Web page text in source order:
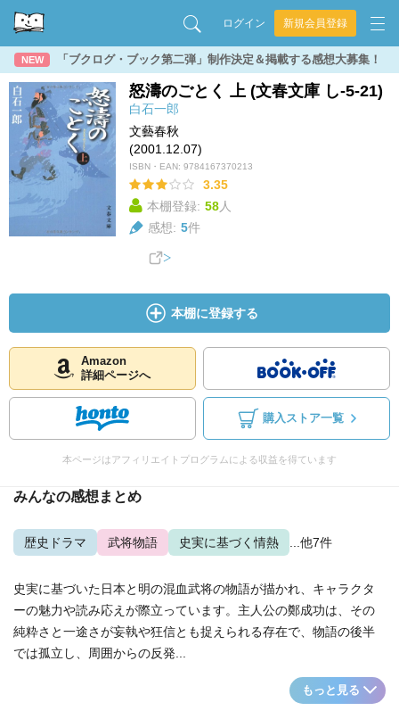
ログイン 新規会員登録
NEW 「ブクログ・ブック第二弾」制作決定＆掲載する感想大募集！
怒濤のごとく 上 (文春文庫 し-5-21)
白石一郎
文藝春秋
(2001.12.07)
ISBN・EAN: 9784167370213
3.35
本棚登録: 58人
感想: 5件
本棚に登録する
Amazon
詳細ページへ
購入ストア一覧
本ページはアフィリエイトプログラムによる収益を得ています
みんなの感想まとめ
歴史ドラマ 武将物語 史実に基づく情熱 ...他7件
史実に基づいた日本と明の混血武将の物語が描かれ、キャラクタ
ーの魅力や読み応えが際立っています。主人公の鄭成功は、その
純粋さと一途さが妄執や狂信とも捉えられる存在で、物語の後半
では孤立し、周囲からの反発...
もっと見る